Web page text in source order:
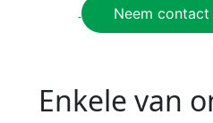
Neem
Enkele van